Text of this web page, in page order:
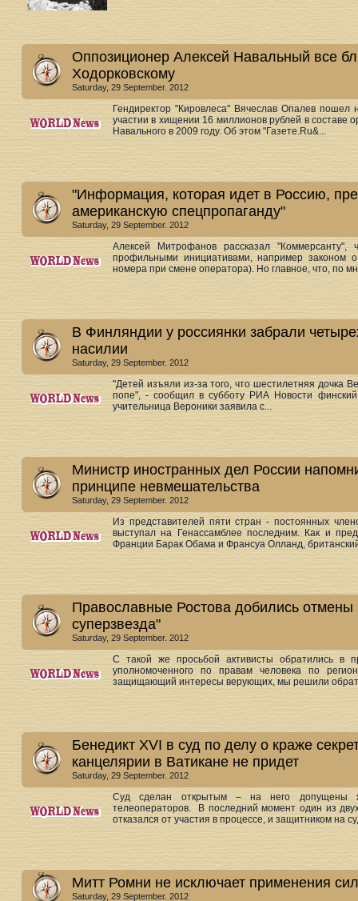
Оппозиционер Алексей Навальный все
Ходорковскому
Saturday, 29 September. 2012
Гендиректор "Кировлеса" Вячеслав Опалев
участии в хищении 16 миллионов рублей в составе
Навального в 2009 году. Об этом "Газете.Ru&...
"Информация, которая идет в Россию,
американскую спецпропаганду"
Saturday, 29 September. 2012
Алексей Митрофанов рассказал "Коммерсанту",
профильными инициативами, например законом
номера при смене оператора). Но главное, что, по
В Финляндии у россиянки забрали
насилии
Saturday, 29 September. 2012
"Детей изъяли из-за того, что шестилетняя дочка
попе", - сообщил в субботу РИА Новости
учительница Вероники заявила с...
Министр иностранных дел России
принципе невмешательства
Saturday, 29 September. 2012
Из представителей пяти стран - постоянных
выступал на Генассамблее последним. Как и
Франции Барак Обама и Франсуа Олланд,
Православные Ростова добились
суперзвезда"
Saturday, 29 September. 2012
С такой же просьбой активисты обратились в
уполномоченного по правам человека по
защищающий интересы верующих, мы решили
Бенедикт XVI в суд по делу о краже
канцелярии в Ватикане не придет
Saturday, 29 September. 2012
Суд сделан открытым – на него допущены
телеоператоров. В последний момент один из
отказался от участия в процессе, и защитником на
Митт Ромни не исключает применения
Saturday, 29 September. 2012